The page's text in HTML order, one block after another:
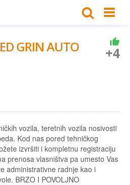
GRIN AUTO
+4
vozila, teretnih vozila nosivosti
Kod nas pored tehničkog
izvršiti i kompletnu registraciju
prenosa vlasništva pa umesto Vas
administrativne radnje kao i
BRZO I POVOLJNO